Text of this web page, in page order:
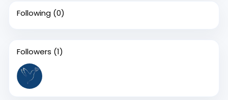
Following (0)
Followers (1)